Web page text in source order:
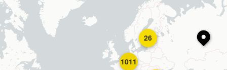
26
1011